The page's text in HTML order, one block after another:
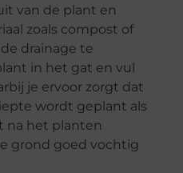
van de plant en
zoals compost of
drainage te
in het gat en vul
je ervoor zorgt dat
wordt geplant als
na het planten
grond goed vochtig